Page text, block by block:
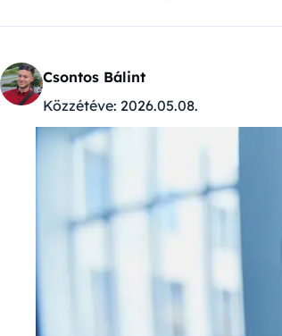
Csontos Bálint
Közzétéve: 2026.05.08.